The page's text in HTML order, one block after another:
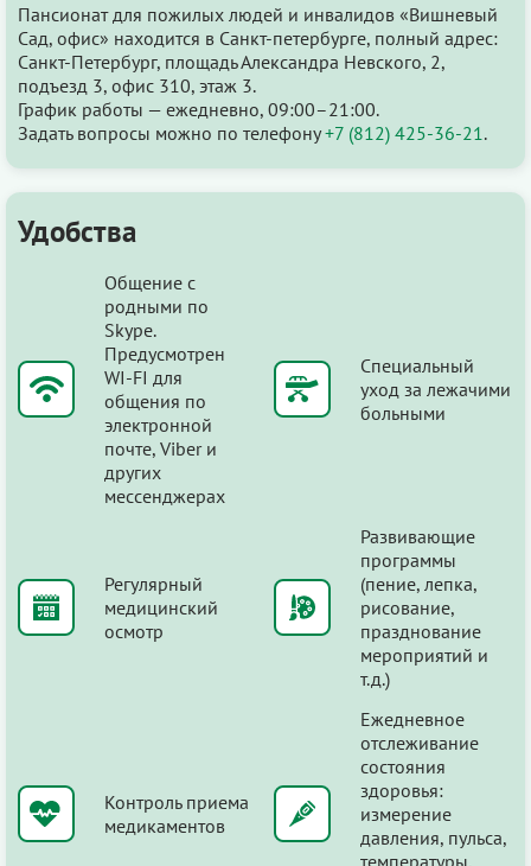
Пансионат для пожилых людей и инвалидов «Вишневый
Сад, офис» находится в Санкт-петербурге, полный адрес:
Санкт-Петербург, площадь Александра Невского, 2,
подъезд 3, офис 310, этаж 3.
График работы — ежедневно, 09:00–21:00.
Задать вопросы можно по телефону+7 (812) 425-36-21 .
Удобства
Общение с
родными по
Skype.
Предусмотрен
WI-FI для
общения по
электронной
почте, Viber и
других
мессенджерах
Специальный
уход за лежачими
больными
Регулярный
медицинский
осмотр
Развивающие
программы
(пение, лепка,
рисование,
празднование
мероприятий и
т.д.)
Контроль приема
медикаментов
Ежедневное
отслеживание
состояния
здоровья:
измерение
давления, пульса,
температуры,